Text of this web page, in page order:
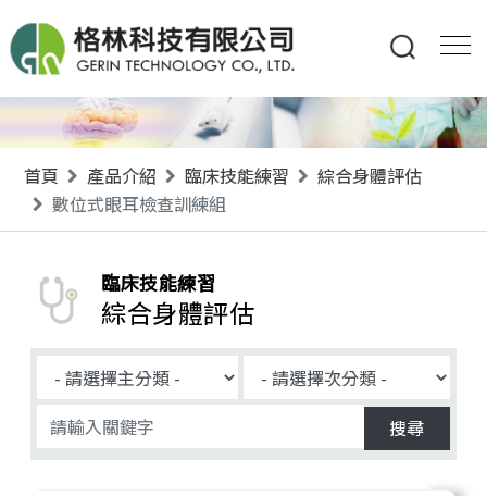
首頁 產品介紹 臨床技能練習
綜合身體評估
數位式眼耳檢查訓練組
臨床技能練習
綜合身體評估
搜尋